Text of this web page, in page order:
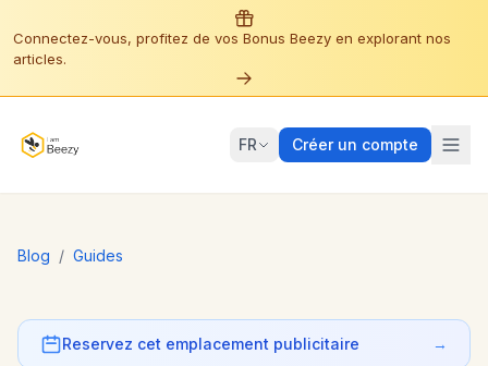
Connectez-vous, profitez de vos Bonus Beezy en explorant nos
articles.
FR Créer un compte
Blog / Guides
Reservez cet emplacement publicitaire →